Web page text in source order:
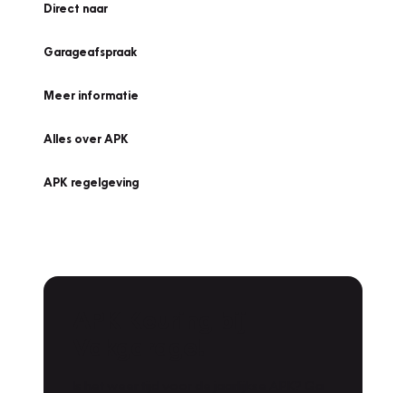
Direct naar
Garageafspraak
Meer informatie
Alles over APK
APK regelgeving